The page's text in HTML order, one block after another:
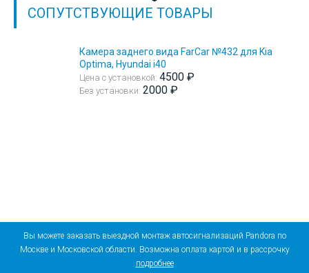
СОПУТСТВУЮЩИЕ ТОВАРЫ
Камера заднего вида FarCar №432 для Kia
Optima, Hyundai i40
Цена с установкой: 4500 ₽
Без установки: 2000 ₽
Вы можете заказать выездной монтаж автосигнализаций Pandora по
Москве и Московской области. Возможна оплата картой и в рассрочку
подробнее